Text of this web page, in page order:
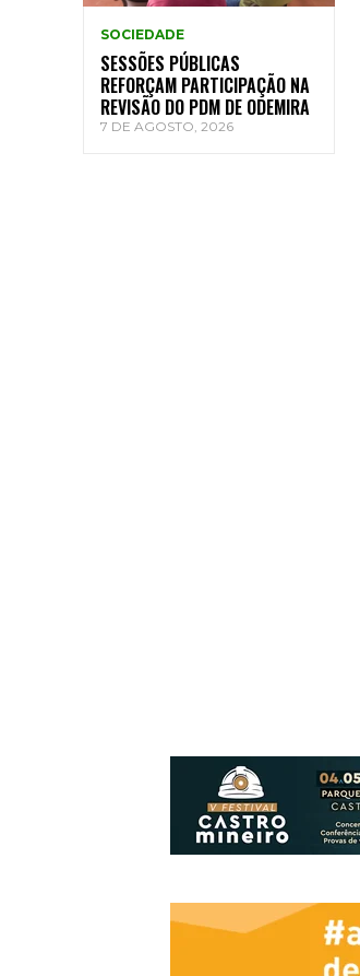
SOCIEDADE
SESSÕES PÚBLICAS
REFORÇAM PARTICIPAÇÃO NA
REVISÃO DO PDM DE ODEMIRA
7 DE AGOSTO, 2026